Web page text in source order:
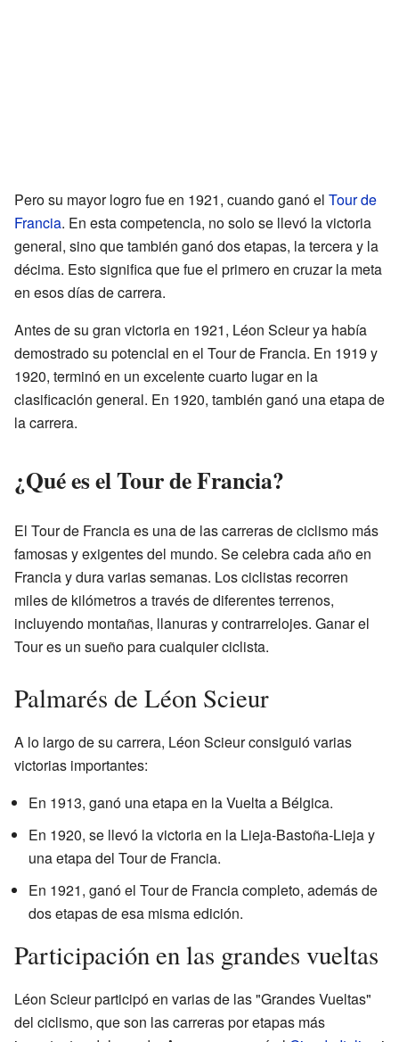
Pero su mayor logro fue en 1921, cuando ganó el Tour de
Francia. En esta competencia, no solo se llevó la victoria
general, sino que también ganó dos etapas, la tercera y la
décima. Esto significa que fue el primero en cruzar la meta
en esos días de carrera.
Antes de su gran victoria en 1921, Léon Scieur ya había
demostrado su potencial en el Tour de Francia. En 1919 y
1920, terminó en un excelente cuarto lugar en la
clasificación general. En 1920, también ganó una etapa de
la carrera.
¿Qué es el Tour de Francia?
El Tour de Francia es una de las carreras de ciclismo más
famosas y exigentes del mundo. Se celebra cada año en
Francia y dura varias semanas. Los ciclistas recorren
miles de kilómetros a través de diferentes terrenos,
incluyendo montañas, llanuras y contrarrelojes. Ganar el
Tour es un sueño para cualquier ciclista.
Palmarés de Léon Scieur
A lo largo de su carrera, Léon Scieur consiguió varias
victorias importantes:
En 1913, ganó una etapa en la Vuelta a Bélgica.
En 1920, se llevó la victoria en la Lieja-Bastoña-Lieja y
una etapa del Tour de Francia.
En 1921, ganó el Tour de Francia completo, además de
dos etapas de esa misma edición.
Participación en las grandes vueltas
Léon Scieur participó en varias de las "Grandes Vueltas"
del ciclismo, que son las carreras por etapas más